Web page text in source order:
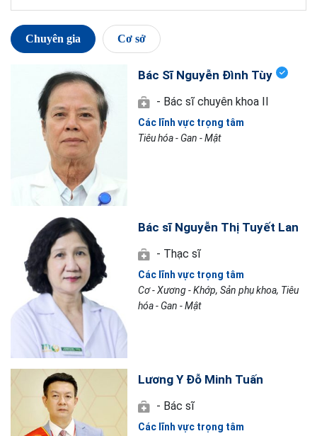
Chuyên gia Cơ sở
Bác Sĩ Nguyễn Đình Tùy
- Bác sĩ chuyên khoa II
Các lĩnh vực trọng tâm
Tiêu hóa - Gan - Mật
Bác sĩ Nguyễn Thị Tuyết Lan
- Thạc sĩ
Các lĩnh vực trọng tâm
Cơ - Xương - Khớp, Sản phụ khoa, Tiêu
hóa - Gan - Mật
Lương Y Đỗ Minh Tuấn
- Bác sĩ
Các lĩnh vực trọng tâm